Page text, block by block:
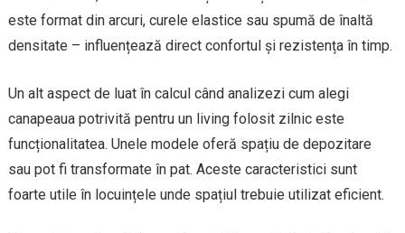
este format din arcuri, curele elastice sau spumă de înaltă
densitate – influențează direct confortul și rezistența în timp.
Un alt aspect de luat în calcul când analizezi cum alegi
canapeaua potrivită pentru un living folosit zilnic este
funcționalitatea. Unele modele oferă spațiu de depozitare
sau pot fi transformate în pat. Aceste caracteristici sunt
foarte utile în locuințele unde spațiul trebuie utilizat eficient.